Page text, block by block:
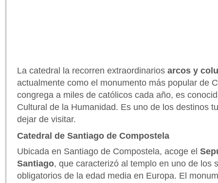
La catedral la recorren extraordinarios arcos y
actualmente como el monumento más popular de
congrega a miles de católicos cada año, es
Cultural de la Humanidad. Es uno de los destinos
dejar de visitar.
Catedral de Santiago de Compostela
Ubicada en Santiago de Compostela, acoge el
Santiago, que caracterizó al templo en uno de los
obligatorios de la edad media en Europa. El